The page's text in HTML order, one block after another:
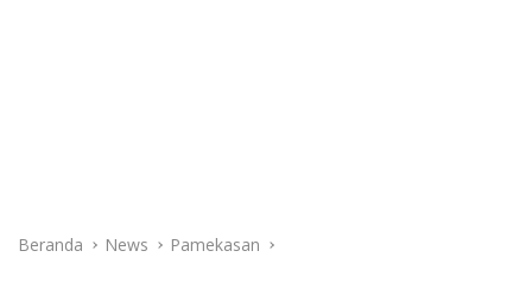
Beranda News Pamekasan